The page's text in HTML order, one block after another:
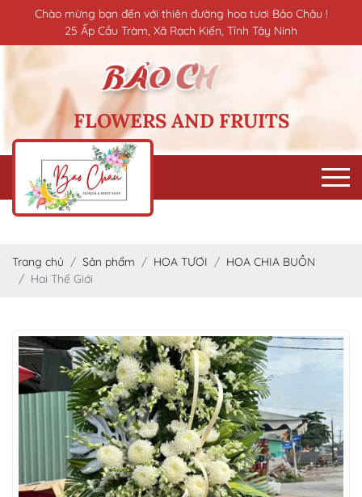
Chào mừng bạn đến với thiên đường hoa tươi Bảo Châu !
25 Ấp Cầu Tràm, Xã Rạch Kiến, Tỉnh Tây Ninh
FLOWERS AND FRUITS
Trang chủ Sản phẩm HOA TƯƠI
HOA CHIA BUỒN
Hai Thế Giới